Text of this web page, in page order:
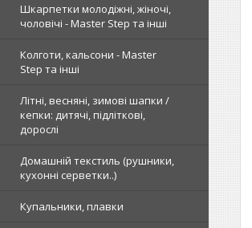
Шкарпетки молодіжні, жіночі,
чоловічі - Master Step та інші
Колготи, кальсони - Master
Step та інші
Літні, весняні, зимові шапки /
кепки: дитячі, підліткові,
дорослі
Домашній текстиль (рушники,
кухонні серветки..)
Купальники, плавки